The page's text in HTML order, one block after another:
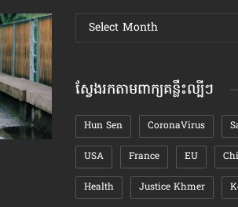
វិធីសាស្រ្ត​ទប់​អារម្មណ៍ កុំឱ្យធ្លាក់​ក្នុង
របស់​នរណា​ម្នាក់
ស្វែងរក
ឯកសារ
ស្វែងរកតាមពាក្យគន្លឹះល្បីៗ
Hun Sen CoronaVirus
USA France EU
Health Justice Khmer